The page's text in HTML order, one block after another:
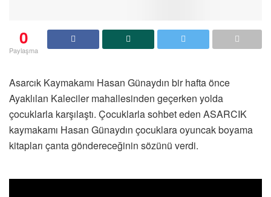
0
Paylaşma
Asarcık Kaymakamı Hasan Günaydın bir hafta önce
Ayaklılan Kaleciler mahallesinden geçerken yolda
çocuklarla karşılaştı. Çocuklarla sohbet eden ASARCIK
kaymakamı Hasan Günaydın çocuklara oyuncak boyama
kitapları çanta göndereceğinin sözünü verdi.